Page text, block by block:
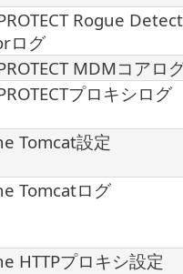
Rogue
ログ
MDMコアロ
プロキシログ
Tomcat設定
Tomcatログ
HTTPプロキシ設定